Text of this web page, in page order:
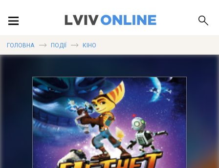
ПУБЛІКАЦІЇ
ГОЛОВНА ПОДІЇ КІНО